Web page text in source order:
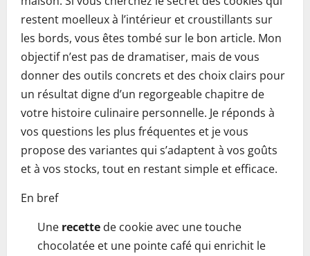
restent moelleux à l’intérieur et croustillants sur
les bords, vous êtes tombé sur le bon article. Mon
objectif n’est pas de dramatiser, mais de vous
donner des outils concrets et des choix clairs pour
un résultat digne d’un regorgeable chapitre de
votre histoire culinaire personnelle. Je réponds à
vos questions les plus fréquentes et je vous
propose des variantes qui s’adaptent à vos goûts
et à vos stocks, tout en restant simple et efficace.
En bref
Une recette de cookie avec une touche
chocolatée et une pointe café qui enrichit le